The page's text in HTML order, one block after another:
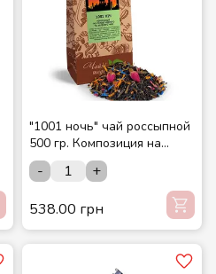
"1001 ночь" чай россыпной
500 гр. Композиция на
основе черного и зеленого
чая. ТМ Чайные шедевры.
-
+
538.00 грн